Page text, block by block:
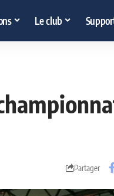
Le club
Partager